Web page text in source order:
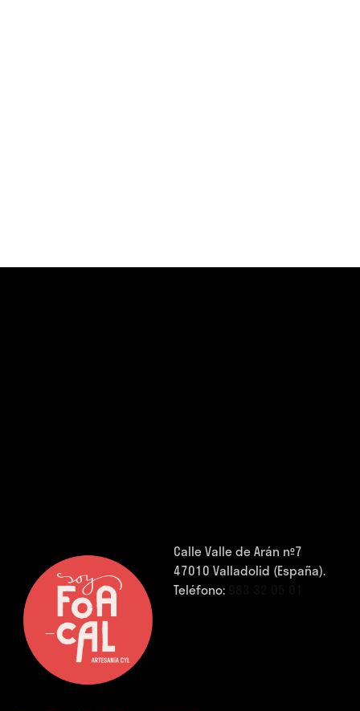
Calle Valle de Arán nº7
47010 Valladolid (España).
Teléfono: